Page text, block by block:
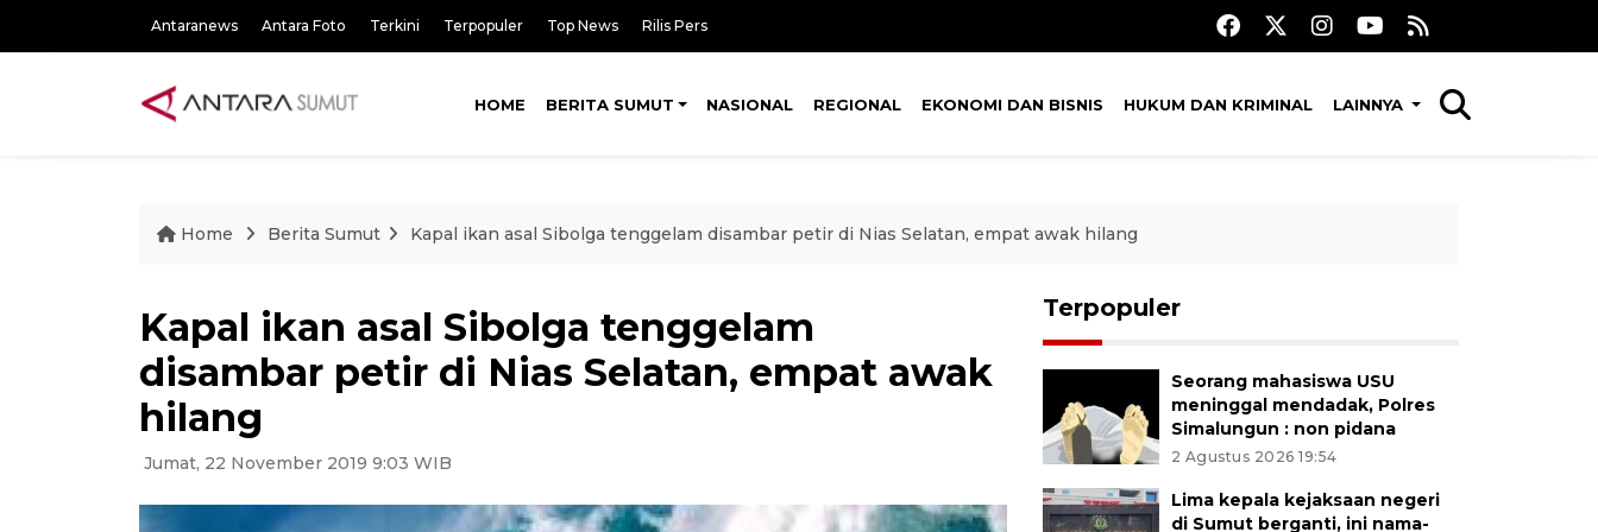
Antaranews Antara Foto Terkini Terpopuler Top News Rilis Pers
HOME BERITA SUMUT NASIONAL REGIONAL EKONOMI DAN BISNIS HUKUM DAN KRIMINAL LAINNYA
Home Berita Sumut Kapal ikan asal Sibolga tenggelam disambar petir di Nias Selatan, empat awak hilang
Kapal ikan asal Sibolga tenggelam
disambar petir di Nias Selatan, empat awak
hilang
Jumat, 22 November 2019 9:03 WIB
Terpopuler
Seorang mahasiswa USU
meninggal mendadak, Polres
Simalungun : non pidana
2 Agustus 2026 19:54
Lima kepala kejaksaan negeri
di Sumut berganti, ini nama-